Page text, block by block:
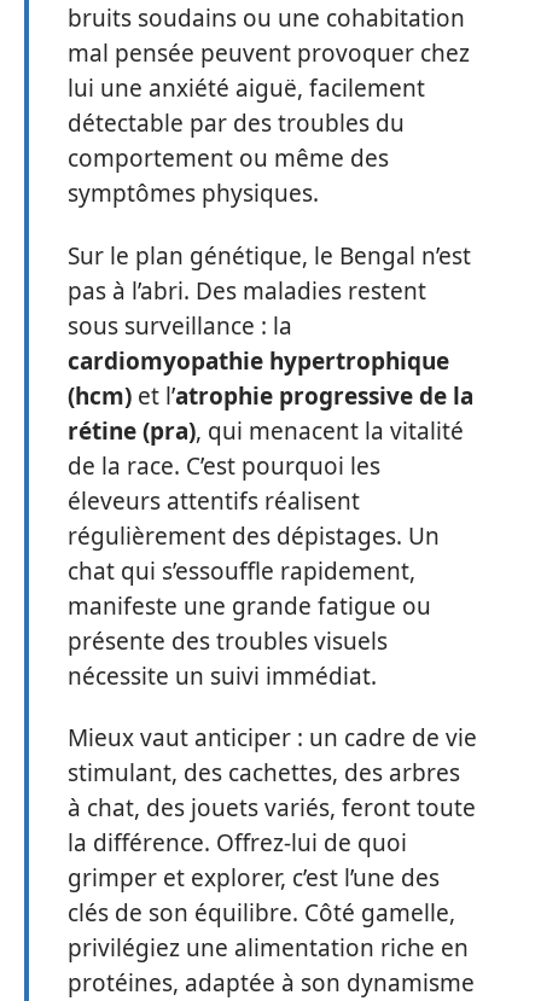
bruits soudains ou une cohabitation
mal pensée peuvent provoquer chez
lui une anxiété aiguë, facilement
détectable par des troubles du
comportement ou même des
symptômes physiques.
Sur le plan génétique, le Bengal n’est
pas à l’abri. Des maladies restent
sous surveillance : la
cardiomyopathie hypertrophique
(hcm) et l’atrophie progressive de la
rétine (pra), qui menacent la vitalité
de la race. C’est pourquoi les
éleveurs attentifs réalisent
régulièrement des dépistages. Un
chat qui s’essouffle rapidement,
manifeste une grande fatigue ou
présente des troubles visuels
nécessite un suivi immédiat.
Mieux vaut anticiper : un cadre de vie
stimulant, des cachettes, des arbres
à chat, des jouets variés, feront toute
la différence. Offrez-lui de quoi
grimper et explorer, c’est l’une des
clés de son équilibre. Côté gamelle,
privilégiez une alimentation riche en
protéines, adaptée à son dynamisme